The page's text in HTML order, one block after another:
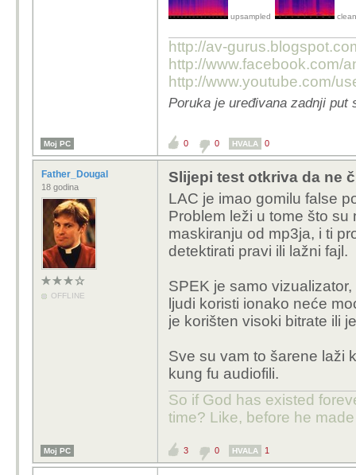
upsampled clean
http://av-
http://www.facebook.com/
http://www.youtube.com/
Poruka je uređivana zadnji put
Moj PC 0 0 HVALA 0
Father_Dougal
18 godina
OFFLINE
Slijepi test otkriva da ne
LAC je imao gomilu false
Problem leži u tome što
maskiranju od mp3ja, i ti
detektirati pravi ili lažni fajl.
SPEK je samo
ljudi koristi ionako neće
je korišten visoki bitrate ili
Sve su vam to šarene laži
kung fu audiofili.
So if God has existed
time? Like, before he
Moj PC 3 0 HVALA 1